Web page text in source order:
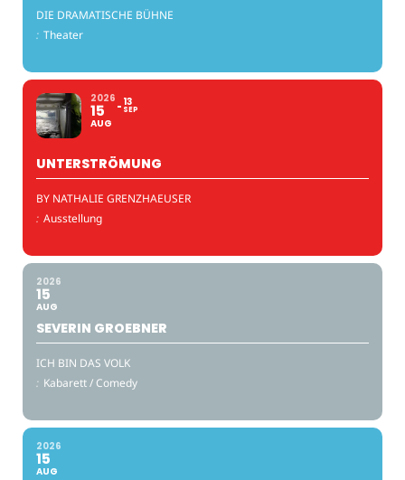
DIE DRAMATISCHE BÜHNE
: Theater
2026
15
AUG
13
SEP
UNTERSTRÖMUNG
BY NATHALIE GRENZHAEUSER
: Ausstellung
2026
15
AUG
SEVERIN GROEBNER
ICH BIN DAS VOLK
: Kabarett / Comedy
2026
15
AUG